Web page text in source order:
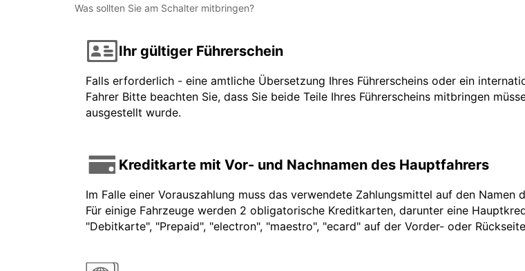
Was sollten Sie am Schalter mitbringen?
Ihr gültiger Führerschein
Falls erforderlich - eine amtliche Übersetzung Ihres Führerscheins oder ein
Fahrer Bitte beachten Sie, dass Sie beide Teile Ihres Führerscheins mitbringen
ausgestellt wurde.
Kreditkarte mit Vor- und Nachnamen des Hauptfahrers
Im Falle einer Vorauszahlung muss das verwendete Zahlungsmittel auf den
Für einige Fahrzeuge werden 2 obligatorische Kreditkarten, darunter eine
"Debitkarte", "Prepaid", "electron", "maestro", "ecard" auf der Vorder- oder